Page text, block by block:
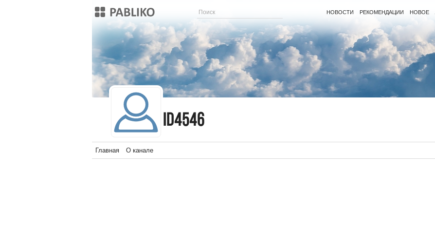
НОВОСТИ РЕКОМЕНДАЦИИ НОВОЕ
id4546
id4546
Главная О канале